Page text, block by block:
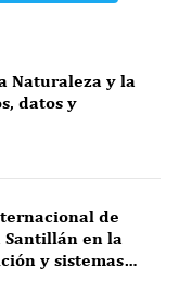
Naturaleza y la
datos y
de
Santillán en la
y sistemas
University